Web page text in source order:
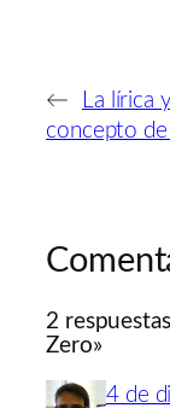
←
La lírica
concepto
2
Zero»
4 de